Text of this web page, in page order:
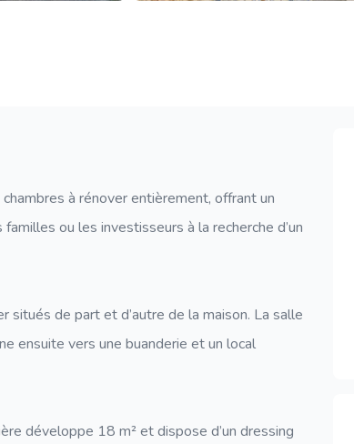
à rénover entièrement, offrant un
ou les investisseurs à la recherche d’un
situés de part et d’autre de la maison. La salle
ensuite vers une buanderie et un local
développe 18 m² et dispose d’un dressing